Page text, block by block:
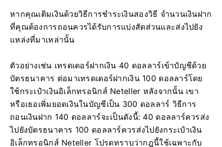
หากคุณเติมเงินด้วยวิธีการชำระเงินสองวิธี จำนวนเงินฝาก
ที่คุณต้องการถอนควรได้รับการแบ่งสัดส่วนและส่งไปยัง
แหล่งที่มาเหล่านั้น
ตัวอย่างเช่น เทรดเดอร์ฝากเงิน 40 ดอลลาร์เข้าบัญชีด้วย
บัตรธนาคาร ต่อมาเทรดเดอร์ฝากเงิน 100 ดอลลาร์โดย
ใช้กระเป๋าเงินอิเล็กทรอนิกส์ Neteller หลังจากนั้น เขา
หรือเธอเพิ่มยอดเงินในบัญชีเป็น 300 ดอลลาร์ วิธีการ
ถอนเงินฝาก 140 ดอลลาร์จะเป็นดังนี้: 40 ดอลลาร์ควรส่ง
ไปยังบัตรธนาคาร 100 ดอลลาร์ควรส่งไปยังกระเป๋าเงิน
อิเล็กทรอนิกส์ Neteller โปรดทราบว่ากฎนี้ใช้เฉพาะกับ